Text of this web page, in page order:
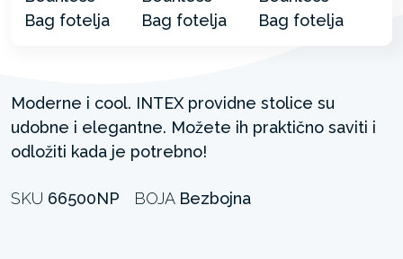
Moderne i cool. INTEX providne stolice su
udobne i elegantne. Možete ih praktično saviti i
odložiti kada je potrebno! ​
SKU 66500NP BOJA Bezbojna